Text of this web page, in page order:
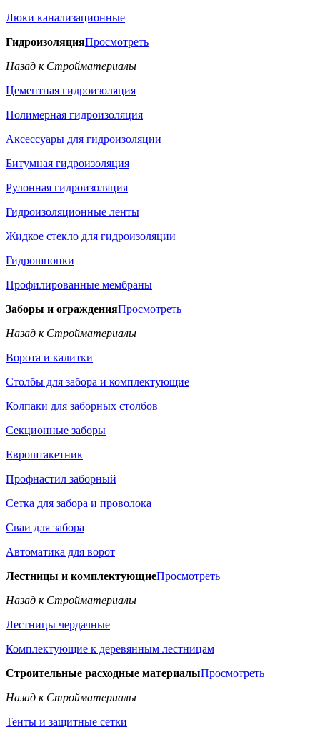
Люки канализационные
ГидроизоляцияПросмотреть
Назад к Стройматериалы
Цементная гидроизоляция
Полимерная гидроизоляция
Аксессуары для гидроизоляции
Битумная гидроизоляция
Рулонная гидроизоляция
Гидроизоляционные ленты
Жидкое стекло для гидроизоляции
Гидрошпонки
Профилированные мембраны
Заборы и огражденияПросмотреть
Назад к Стройматериалы
Ворота и калитки
Столбы для забора и комплектующие
Колпаки для заборных столбов
Секционные заборы
Евроштакетник
Профнастил заборный
Сетка для забора и проволока
Сваи для забора
Автоматика для ворот
Лестницы и комплектующиеПросмотреть
Назад к Стройматериалы
Лестницы чердачные
Комплектующие к деревянным лестницам
Строительные расходные материалыПросмотреть
Назад к Стройматериалы
Тенты и защитные сетки